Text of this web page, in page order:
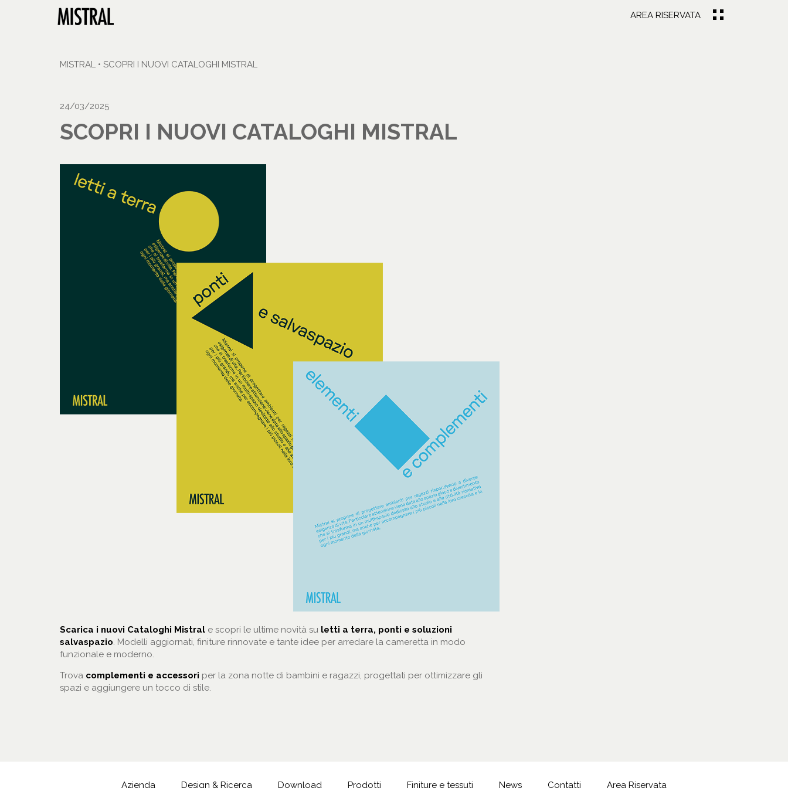
AREA RISERVATA
MISTRAL • SCOPRI I NUOVI CATALOGHI MISTRAL
24/03/2025
SCOPRI I NUOVI CATALOGHI MISTRAL
Scarica i nuovi Cataloghi Mistral e scopri le ultime novità su letti a terra, ponti e soluzioni
salvaspazio. Modelli aggiornati, finiture rinnovate e tante idee per arredare la cameretta in modo
funzionale e moderno.
Trova complementi e accessori per la zona notte di bambini e ragazzi, progettati per ottimizzare gli
spazi e aggiungere un tocco di stile.
Azienda Design & Ricerca Download Prodotti Finiture e tessuti News Contatti Area Riservata